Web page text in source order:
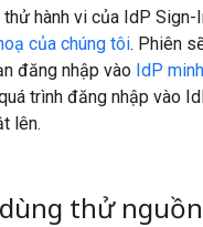
thử hành vi của IdP
của chúng tôi. Phiên
đăng nhập vào IdP
trình đăng nhập vào
lên.
thử